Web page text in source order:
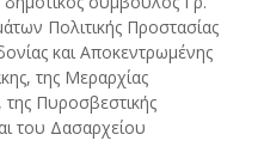
Πολιτικής Προστασίας
και Αποκεντρωμένης
της Μεραρχίας
Πυροσβεστικής
του Δασαρχείου